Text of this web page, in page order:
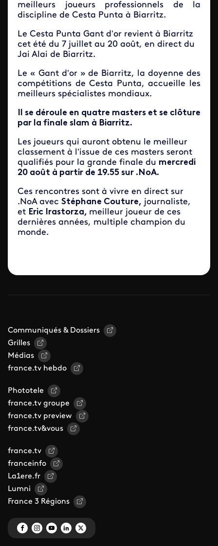
meilleurs joueurs professionnels de la
discipline de Cesta Punta à Biarritz.
Le Cesta Punta Gant d’or revient à Biarritz
cet été du 7 juillet au 20 août, en direct du
Jai Alai de Biarritz.
Le « Gant d’or » de Biarritz, la doyenne des
compétitions de Cesta Punta, accueille les
meilleurs spécialistes mondiaux.
Il se déroule en quatre masters et se clôture
par la finale slam à Biarritz.
Les joueurs qui auront obtenu le meilleur
classement à l’issue de ces masters seront
qualifiés pour la grande finale du mercredi
20 août à partir de 19.55 sur .NoA.
Ces rencontres sont à vivre en direct sur
.NoA avec Stéphane Couture, journaliste,
et Eric Irastorza, meilleur joueur de ces
dernières années, multiple champion du
monde.
Communiqués & Dossiers
Grilles
Médias
france.tv hebdo
Phototele
france.tv groupe
france.tv preview
france.tv&vous
france.tv
franceinfo
La1ere.fr
Lumni
France 3 Régions